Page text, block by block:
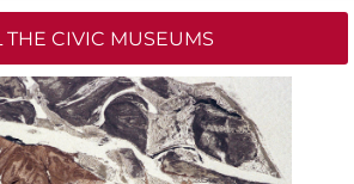
THE CIVIC MUSEUMS